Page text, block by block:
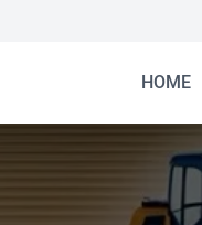
HOME